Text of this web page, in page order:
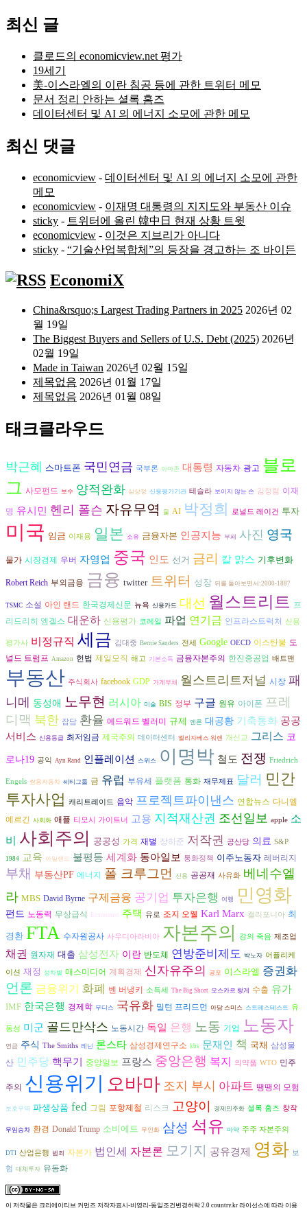
최신 글
클로드의 economicview.net 평가
19세기
美-이스라엘의 이란 침공 등에 관한 트위터 메모
문서 정리 안하는 셜록 홈즈
데이터센터 및 AI 의 에너지 소모에 관한 메모
최신 댓글
economicview - 데이터센터 및 AI 의 에너지 소모에 관한
메모
economicview - 이재명 대통령의 지지도와 부동산 이슈
sticky - 트위터에 올린 韓中日 현재 상황 트윗
economicview - 이것은 지브리가 아니다
sticky - “기술산업복합체”의 등장을 경고하는 조 바이든
EconomiX
China&rsquo;s Largest Trading Partners in 2025 2026년 02
월 19일
The Biggest Buyers and Sellers of U.S. Debt (2025) 2026년
02월 19일
Made in Taiwan 2026년 02월 15일
제목없음 2026년 01월 17일
제목없음 2026년 01월 08일
태크클라우드
박근혜 스마트폰 국민연금 국부론 아마존 대통령 자동차 광고 블로
그 사모펀드 보수 양적완화 심상정 신용평가기관 테슬라 보이지 않는 손 김정렴 이재
명 유시민 헨리 폴슨 자유무역 물 AI 박정희 로널드 레이건 투자
미국 임금 이재용 일본 소유 금융자본 인공지능 부패 사진 영국
물가 시장경제 우버 자영업 중국 인도 선거 금리 칼 맑스 기후변화
Robert Reich 부외금융 금융 twitter 트위터 성장 뒤를 돌아보면서:2000-1887
TSMC 소설 아인 랜드 한국경제신문 뉴욕 신용카드 대선 월스트리트 프
리드리히 엥겔스 대운하 신용평가 코레일 파업 연기금 인프라스트럭처 신용
평가사 비정규직 세금 김대중 Bernie Sanders 전세 Google OECD 이스탄불 도
널드 트럼프 Amazon 헌법 제일모직 해고 기본소득 금융자본주의 한진중공업 배트맨
부동산 주식회사 facebook GDP 가계부채 월스트리트저널 시장 패
니메 동성애 노무현 러시아 미술 BIS 정부 구글 원유 아이폰 프레
디맥 북한 잡담 환율 에드워드 벨러미 규제 엔론 대공황 기축통화 공공
서비스 신용등급 최저임금 제국주의 데이터센터 엘리자베스 워렌 개신교 그리스 코
로나19 공익 Ayn Rand 인플레이션 스위스 이명박 철도 전쟁 Friedrich
Engels 쌍용자동차 씨티그룹 금 유럽 부유세 플랫폼 통화 재무제표 달러 민간
투자사업
캐리트레이드 음악 프로젝트파이낸스 연합뉴스 다니엘
예르긴 사회화 애플 티모시 가이트너 고용 지적재산권 조선일보 apple 소
비
사회주의 공공성 가격 재벌 장하준 저작권 공산당 의료 S&P
1984 교육 아일랜드 불평등 세계화 동아일보 통화정책 이주노동자 레버리지
부채 부동산PF 에너지 폴 크루그먼 신용 공공재 사유화 베네수엘
라 MBS David Byrne 구제금융 공기업 투자은행 여행 민영화
펀드 노동력 무상급식 Economist 주택 유로 조지 오웰 Karl Marx 캘리포니아 최
경환 FTA 수자원공사 사우디아라비아 자본주의 강의 죽음 제조업
채권 원자재 대출 삼성전자 이란 반도체 연방준비제도 박노자 어플리케
이션 재정 성차별 매스미디어 계획경제 신자유주의 공포 이스라엘 증권화
언론 금융위기 화폐 벤 버냉키 소득세 The Big Short 오스카르 랑게 수출 유가
IMF 한국은행 경제학 무디스 국유화 밀턴 프리드먼 아담 스미스 스트레스테스트 유
동성 미군 골드만삭스 노동시간 독일 은행 노동 기업 노동자
연금 주식 The Smiths 레닌 론스타 삼성경제연구소 kbs 문재인 책 국채 삼성물
산 민주당 핵무기 중앙일보 프랑스 중앙은행 복지 의약품 WTO 민주
주의 신용위기 오바마 조지 부시 아파트 땡땡의 모험
보호무역 파생상품 fed 그림 포항제철 리스크 고양이 경제민주화 셜록 홈즈 창작
무임승차 환경 Donald Trump 소비에트 무인화 삼성 석유 마약 주주 자본주의
DTI 산업은행 범죄 자본가 법인세 자본론 모기지 공유경제 영화 보
험 대체투자 유동화
이 저작물은 크리에이티브 커먼즈 저작자표시-비영리-동일조건변경허락 2.0 country.kr 라이선스에 따라 이용